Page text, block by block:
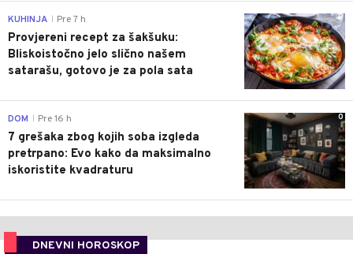
0
KUHINJA Pre 7 h
Provjereni recept za šakšuku:
Bliskoistočno jelo slično našem
satarašu, gotovo je za pola sata
0
DOM Pre 16 h
7 grešaka zbog kojih soba izgleda
pretrpano: Evo kako da maksimalno
iskoristite kvadraturu
DNEVNI HOROSKOP